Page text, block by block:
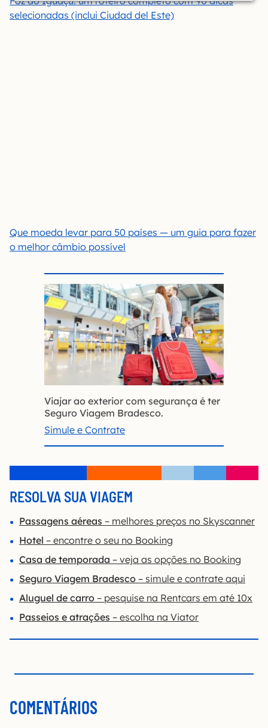
selecionadas (inclui Ciudad del Este)
Que moeda levar para 50 países — um guia para fazer
o melhor câmbio possível
Viajar ao exterior com segurança é ter
Seguro Viagem Bradesco.
Simule e Contrate
RESOLVA SUA VIAGEM
Passagens aéreas – melhores preços no Skyscanner
Hotel – encontre o seu no Booking
Casa de temporada – veja as opções no Booking
Seguro Viagem Bradesco – simule e contrate aqui
Aluguel de carro – pesquise na Rentcars em até 10x
Passeios e atrações – escolha na Viator
COMENTÁRIOS